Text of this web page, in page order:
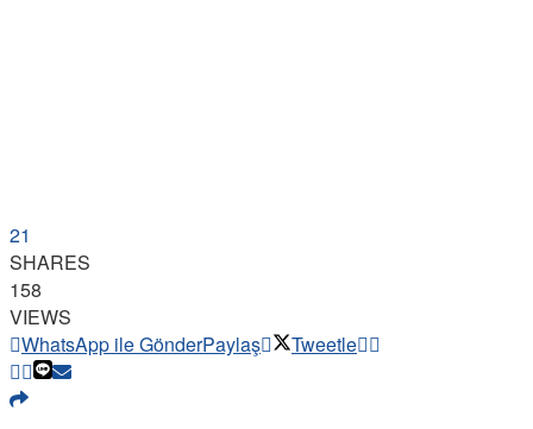
21
SHARES
158
VIEWS
WhatsApp ile GönderPaylaş Tweetle